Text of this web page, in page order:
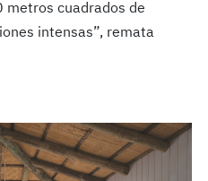
metros cuadrados de
intensas”, remata